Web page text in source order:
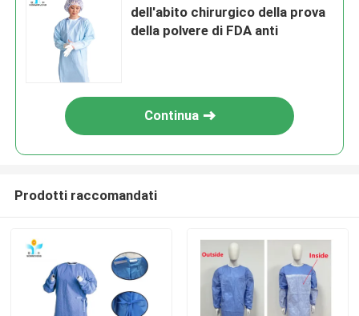
dell'abito chirurgico della prova
della polvere di FDA anti
Continua
Prodotti raccomandati